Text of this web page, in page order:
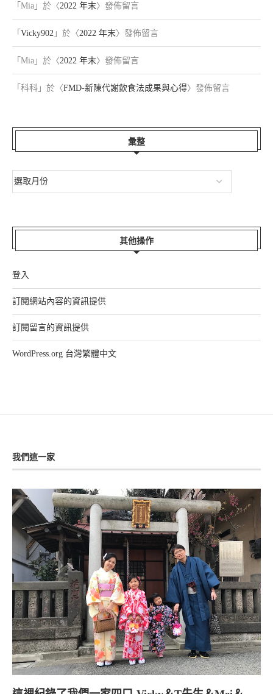
「 Mia 」於〈2022 年末〉發佈留言
「 Vicky902 」於〈2022 年末〉發佈留言
「 Mia 」於〈2022 年末〉發佈留言
「 科科 」於〈FMD-新陳代謝飲食法成果與心得〉發佈留言
彙整
其他操作
登入
訂閱網站內容的資訊提供
訂閱留言的資訊提供
WordPress.org 台灣繁體中文
我們這一家